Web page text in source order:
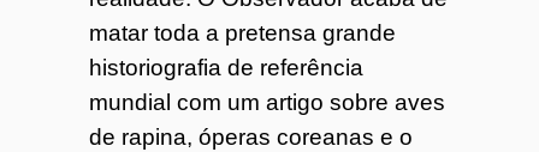
matar toda a pretensa grande
historiografia de referência
mundial com um artigo sobre aves
de rapina, óperas coreanas e o